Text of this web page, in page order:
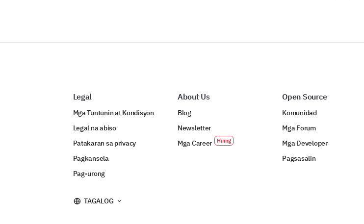
Legal
Mga Tuntunin at Kondisyon
Legal na abiso
Patakaran sa privacy
Pagkansela
Pag-urong
About Us
Blog
Newsletter
Mga Career
Open Source
Komunidad
Mga Forum
Mga Developer
Pagsasalin
TAGALOG